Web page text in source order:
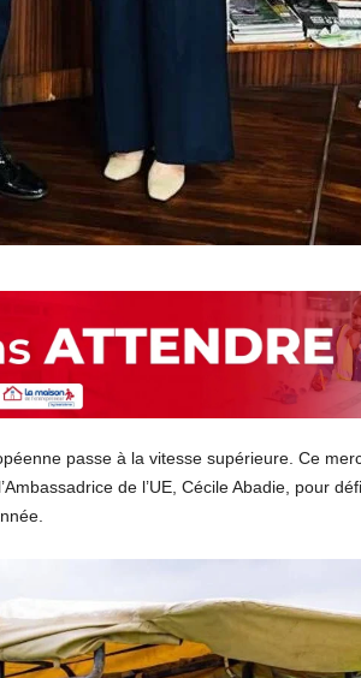
passe à la vitesse supérieure. Ce
de l’UE, Cécile Abadie, pour